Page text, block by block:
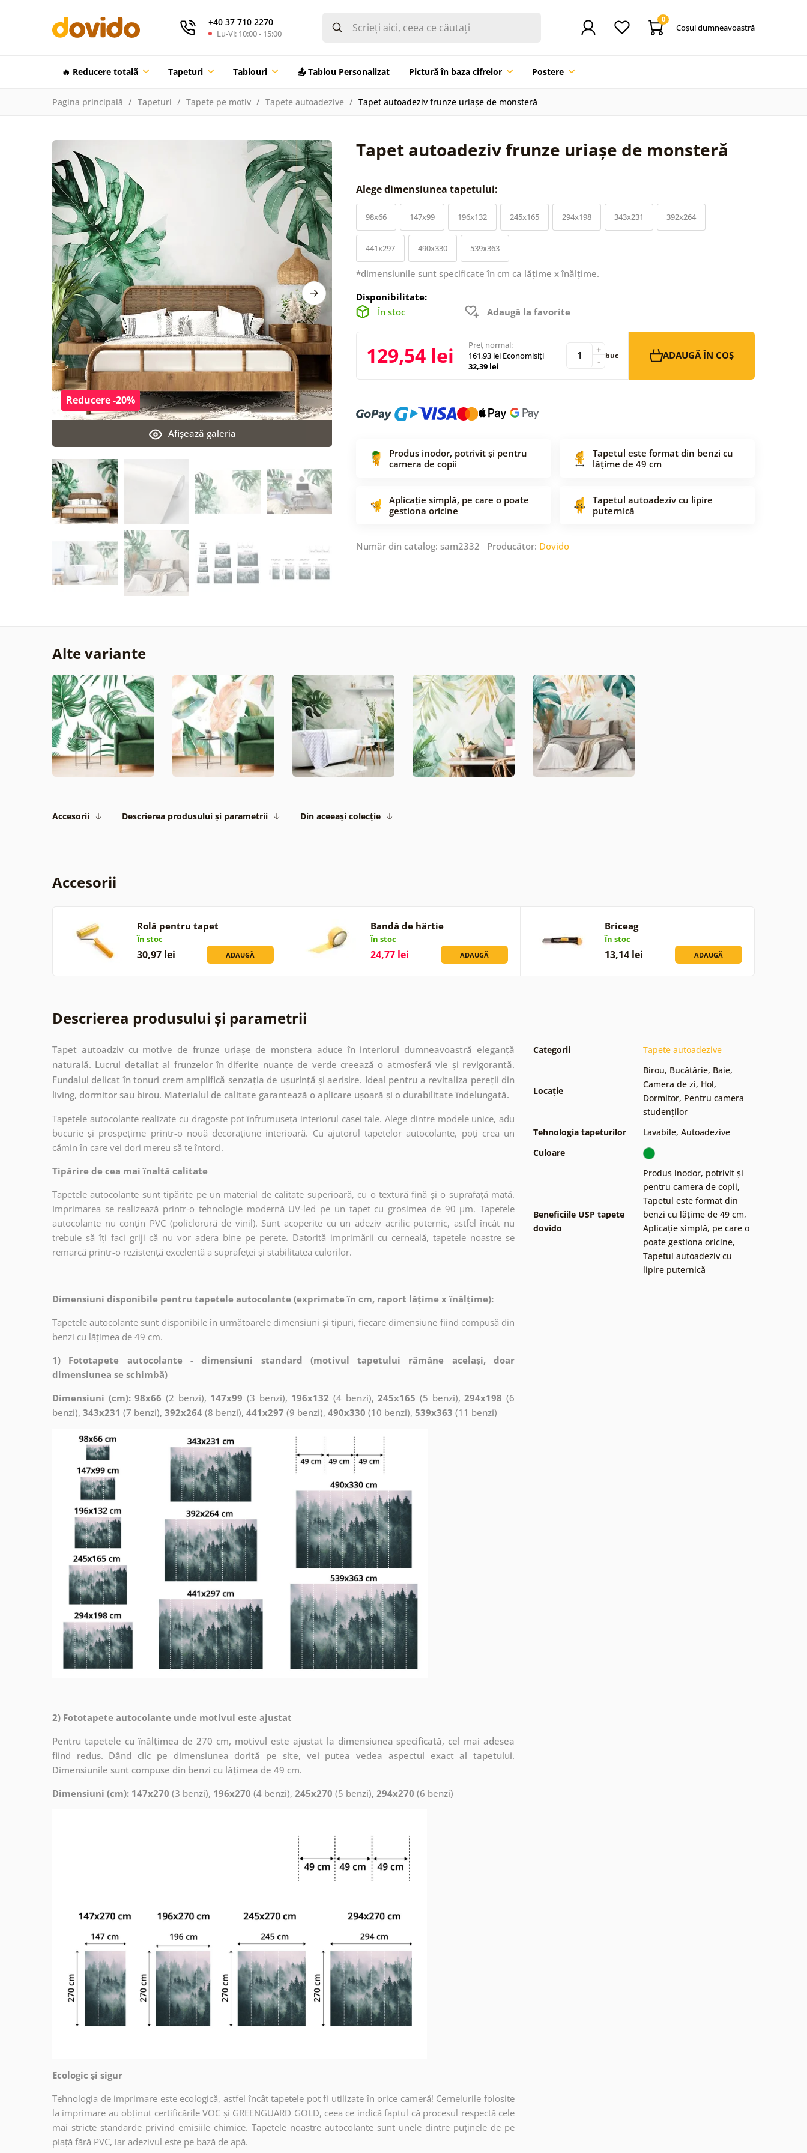
+40 37 710 2270
Lu-Vi: 10:00 - 15:00
0
Coşul dumneavoastră
🔥 Reducere totalã Tapeturi Tablouri 📤 Tablou Personalizat Pictură în baza cifrelor Postere
Pagina principală Tapeturi Tapete pe motiv Tapete autoadezive Tapet autoadeziv frunze uriașe de monsteră
Tapet autoadeziv frunze uriașe de monsteră
Afişează galeria
Reducere -20%
Alege dimensiunea tapetului:
98x66 147x99 196x132 245x165 294x198 343x231 392x264
441x297 490x330 539x363
*dimensiunile sunt specificate în cm ca lățime x înălțime.
Disponibilitate:
În stoc
Adaugă la favorite
129,54 lei
Preț normal:
161,93 lei Economisiți
32,39 lei
-
+ buc ADAUGĂ ÎN COȘ
Produs inodor, potrivit și pentru
camera de copii
Tapetul este format din benzi cu
lățime de 49 cm
Aplicație simplă, pe care o poate
gestiona oricine
Tapetul autoadeziv cu lipire
puternică
Număr din catalog: sam2332 Producător: Dovido
Alte variante
Accesorii Descrierea produsului și parametrii Din aceeași colecție
Accesorii
Rolă pentru tapet
În stoc
30,97 lei ADAUGĂ
Bandă de hârtie
În stoc
24,77 lei ADAUGĂ
Briceag
În stoc
13,14 lei ADAUGĂ
Descrierea produsului și parametrii
Tapet autoadziv cu motive de frunze uriașe de monstera aduce în interiorul dumneavoastră eleganță
naturală. Lucrul detaliat al frunzelor în diferite nuanțe de verde creează o atmosferă vie și revigorantă.
Fundalul delicat în tonuri crem amplifică senzația de ușurință și aerisire. Ideal pentru a revitaliza pereții din
living, dormitor sau birou. Materialul de calitate garantează o aplicare ușoară și o durabilitate îndelungată.
Tapetele autocolante realizate cu dragoste pot înfrumuseța interiorul casei tale. Alege dintre modele unice, adu
bucurie și prospețime printr-o nouă decorațiune interioară. Cu ajutorul tapetelor autocolante, poți crea un
cămin în care vei dori mereu să te întorci.
Tipărire de cea mai înaltă calitate
Tapetele autocolante sunt tipărite pe un material de calitate superioară, cu o textură fină și o suprafață mată.
Imprimarea se realizează printr-o tehnologie modernă UV-led pe un tapet cu grosimea de 90 µm. Tapetele
autocolante nu conțin PVC (policlorură de vinil). Sunt acoperite cu un adeziv acrilic puternic, astfel încât nu
trebuie să îți faci griji că nu vor adera bine pe perete. Datorită imprimării cu cerneală, tapetele noastre se
remarcă printr-o rezistență excelentă a suprafeței și stabilitatea culorilor.
Dimensiuni disponibile pentru tapetele autocolante (exprimate în cm, raport lățime x înălțime):
Tapetele autocolante sunt disponibile în următoarele dimensiuni și tipuri, fiecare dimensiune fiind compusă din
benzi cu lățimea de 49 cm.
1) Fototapete autocolante - dimensiuni standard (motivul tapetului rămâne același, doar
dimensiunea se schimbă)
Dimensiuni (cm): 98x66 (2 benzi), 147x99 (3 benzi), 196x132 (4 benzi),245x165 (5 benzi),294x198 (6
benzi), 343x231 (7 benzi), 392x264 (8 benzi), 441x297 (9 benzi), 490x330 (10 benzi), 539x363 (11 benzi)
2) Fototapete autocolante unde motivul este ajustat
Pentru tapetele cu înălțimea de 270 cm, motivul este ajustat la dimensiunea specificată, cel mai adesea
fiind redus. Dând clic pe dimensiunea dorită pe site, vei putea vedea aspectul exact al tapetului.
Dimensiunile sunt compuse din benzi cu lățimea de 49 cm.
Dimensiuni (cm): 147x270 (3 benzi), 196x270 (4 benzi), 245x270 (5 benzi), 294x270 (6 benzi)
Ecologic și sigur
Tehnologia de imprimare este ecologică, astfel încât tapetele pot fi utilizate în orice cameră! Cernelurile folosite
la imprimare au obținut certificările VOC și GREENGUARD GOLD, ceea ce indică faptul că procesul respectă cele
mai stricte standarde privind emisiile chimice. Tapetele noastre autocolante sunt unele dintre puținele de pe
piață fără PVC, iar adezivul este pe bază de apă.
Categorii Tapete autoadezive
Locație
Birou, Bucătărie, Baie,
Camera de zi, Hol,
Dormitor, Pentru camera
studenților
Tehnologia tapeturilor
Lavabile, Autoadezive
Culoare
Beneficiile USP tapete
dovido
Produs inodor, potrivit și
pentru camera de copii,
Tapetul este format din
benzi cu lățime de 49 cm,
Aplicație simplă, pe care o
poate gestiona oricine,
Tapetul autoadeziv cu
lipire puternică